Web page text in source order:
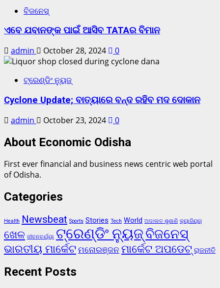
ବିଜନେସ୍
ଏବେ ଯବାନଙ୍କ ପାଇଁ ଆସିବ TATAର ବିମାନ
admin
October 28, 2024 0
ଟ୍ରେଣ୍ଡିଂ ନ୍ୟୁଜ୍
Cyclone Update; ବାତ୍ୟାରେ ବନ୍ଦ ରହିବ ମଦ ଦୋକାନ
admin
October 23, 2024 0
About Economic Odisha
First ever financial and business news centric web portal
of Odisha.
Categories
Health Newsbeat Sports Stories Tech World ଅଦାଲତ ଶୁଣାଣି କ୍ୟାରିୟର୍
ଖେଳ ଜୀବନଚର୍ଯ୍ୟା ଟ୍ରେଣ୍ଡିଂ ନ୍ୟୁଜ୍ବିଜନେସ୍
ଭାରତୀୟ ମାର୍କେଟ ମନୋରଞ୍ଜନ ମାର୍କେଟ ଅପଡେଟ୍ ରାଜନୀତି
Recent Posts